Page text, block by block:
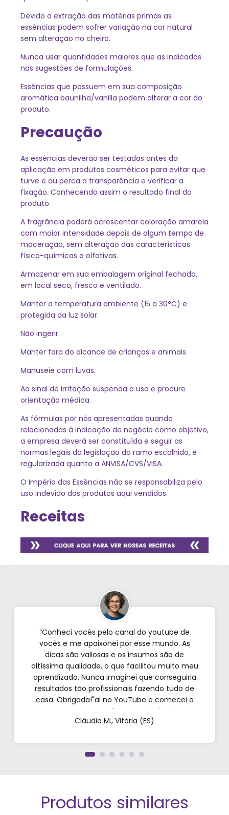
Devido a extração das matérias primas as
essências podem sofrer variação na cor natural
sem alteração no cheiro.
Nunca usar quantidades maiores que as indicadas
nas sugestões de formulações.
Essências que possuem em sua composição
aromática baunilha/vanilla podem alterar a cor do
produto.
Precaução
As essências deverão ser testadas antes da
aplicação em produtos cosméticos para evitar que
turve e ou perca a transparência e verificar a
fixação. Conhecendo assim o resultado final do
produto.
A fragrância poderá acrescentar coloração amarela
com maior intensidade depois de algum tempo de
maceração, sem alteração das características
físico-químicas e olfativas.
Armazenar em sua embalagem original fechada,
em local seco, fresco e ventilado.
Manter a temperatura ambiente (15 a 30°C) e
protegida da luz solar.
Não ingerir.
Manter fora do alcance de crianças e animais.
Manuseie com luvas.
Ao sinal de irritação suspenda o uso e procure
orientação médica.
As fórmulas por nós apresentadas quando
relacionadas à indicação de negócio como objetivo,
a empresa deverá ser constituída e seguir as
normas legais da legislação do ramo escolhido, e
regularizada quanto a ANVISA/CVS/VISA.
O Império das Essências não se responsabiliza pelo
uso indevido dos produtos aqui vendidos.
Receitas
“Conheci vocês pelo canal do youtube de
vocês e me apaixonei por esse mundo. As
dicas são valiosas e os insumos são de
altíssima qualidade, o que facilitou muito meu
aprendizado. Nunca imaginei que conseguiria
resultados tão profissionais fazendo tudo de
casa. Obrigada!"al no YouTube e comecei a
testar em casa. As dicas são incríveis e os
produtos são exatamente como mostram nos
perfumes!”
Cláudia M., Vitória (ES)
Produtos similares